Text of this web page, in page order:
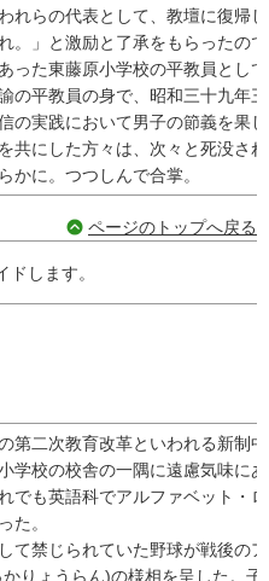
れらの代表として、教壇に復帰
。」と激励と了承をもらったの
った東藤原小学校の平教員とし
の平教員の身で、昭和三十九年
の実践において男子の節義を果
共にした方々は、次々と死没さ
かに。つつしんで合掌。
ページのトップへ戻る
します。
第二次教育改革といわれる新制
学校の校舎の一隅に遠慮気味に
でも英語科でアルファベット・
た。
て禁じられていた野球が戦後の
りょうらん)の様相を呈した。